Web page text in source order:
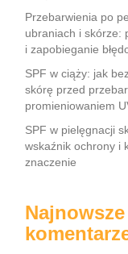
Przebarwienia po
ubraniach i skórze:
i zapobieganie
SPF w ciąży: jak
skórę przed
promieniowaniem
SPF w pielęgnacji
wskaźnik ochrony i
znaczenie
Najnowsze